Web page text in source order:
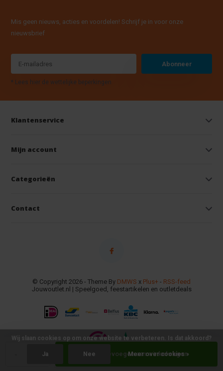
+ Toevoegen aan winkelwagen
Mis geen nieuws, acties en voordelen! Schrijf je in voor onze
nieuwsbrief
Abonneer
* Lees hier de wettelijke beperkingen
Klantenservice
Mijn account
Categorieën
Contact
© Copyright 2026 - Theme By DMWS x Plus+ - RSS-feed
Jouwoutlet.nl | Speelgoed, feestartikelen en outletdeals
Wij slaan cookies op om onze website te verbeteren. Is dat akkoord?
Ja Nee Meer over cookies »